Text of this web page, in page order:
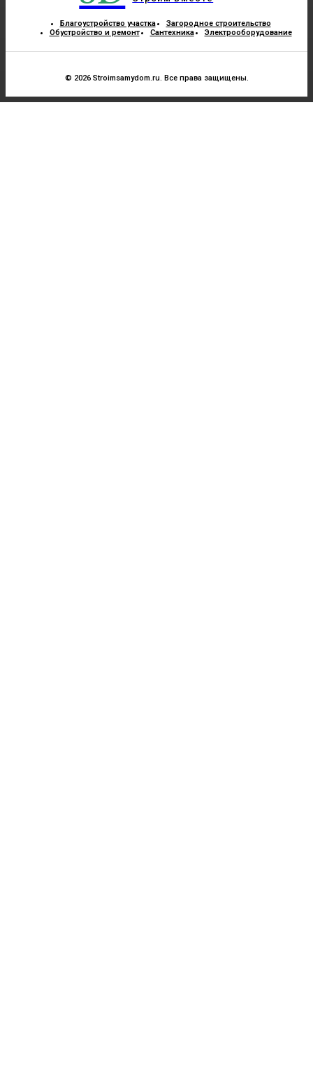
Благоустройство участка
Загородное строительство
Обустройство и ремонт
Сантехника Электрооборудование
© 2026 Stroimsamydom.ru. Все права защищены.